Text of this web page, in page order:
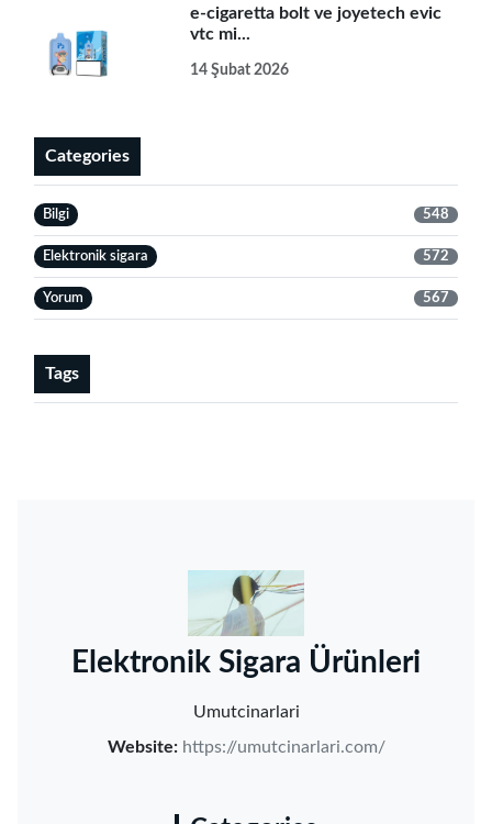
e-cigaretta bolt ve joyetech evic
vtc mi...
14 Şubat 2026
Categories
Bilgi 548
Elektronik sigara 572
Yorum 567
Tags
‌Elektronik Sigara Ürünleri‌
Umutcinarlari
Website: https://umutcinarlari.com/